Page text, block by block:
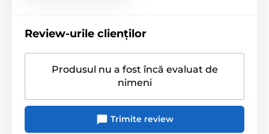
Review-urile clienților
Produsul nu a fost încă evaluat de
nimeni
Trimite review